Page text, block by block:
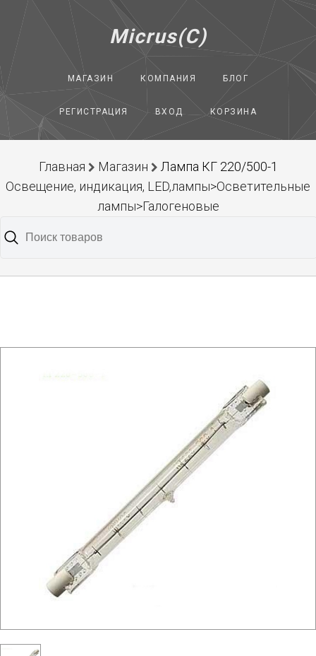
Micrus(C)
МАГАЗИН КОМПАНИЯ БЛОГ
РЕГИСТРАЦИЯ ВХОД КОРЗИНА
Главная Магазин
Лампа КГ 220/500-1
Освещение, индикация, LED,лампы>Осветительные
лампы>Галогеновые